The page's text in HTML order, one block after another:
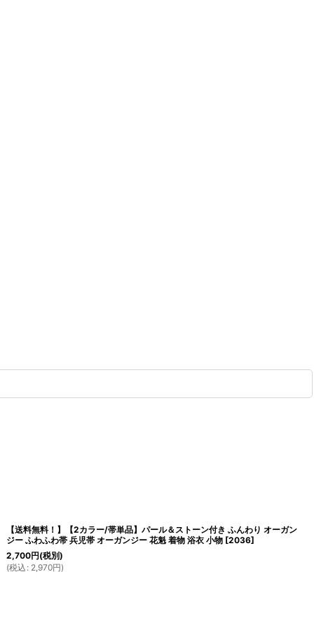
【送料無料！】【2カラー/帯単品】パール＆ストーン付き ふんわり オーガン
ジー ふわふわ帯 兵児帯 オーガンジー 花魁 着物 浴衣 小物 [2036]
2,700円(税別)
(税込 : 2,970円)